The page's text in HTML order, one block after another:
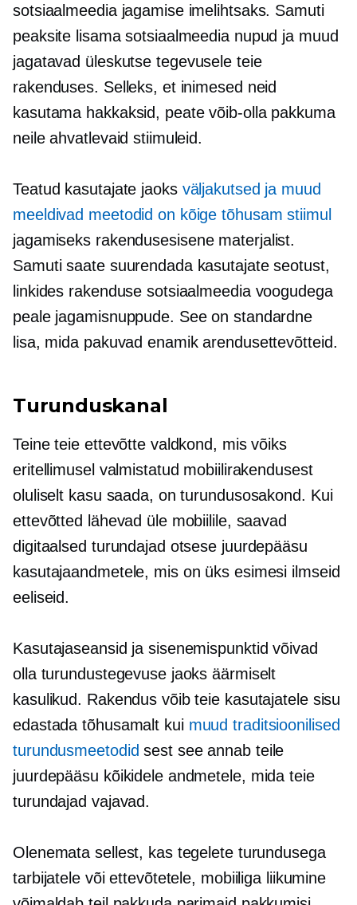
sotsiaalmeedia jagamise imelihtsaks. Samuti
peaksite lisama sotsiaalmeedia nupud ja muud
jagatavad üleskutse tegevusele teie
rakenduses. Selleks, et inimesed neid
kasutama hakkaksid, peate võib-olla pakkuma
neile ahvatlevaid stiimuleid.
Teatud kasutajate jaoks väljakutsed ja muud
meeldivad meetodid on kõige tõhusam stiimul
jagamiseks rakendusesisenematerjalist.
Samuti saate suurendada kasutajate seotust,
linkides rakenduse sotsiaalmeedia voogudega
peale jagamisnuppude. See on standardne
lisa, mida pakuvad enamik arendusettevõtteid.
Turunduskanal
Teine teie ettevõtte valdkond, mis võiks
eritellimusel valmistatud mobiilirakendusest
oluliselt kasu saada, on turundusosakond. Kui
ettevõtted lähevad üle mobiilile, saavad
digitaalsed turundajad otsese juurdepääsu
kasutajaandmetele, mis on üks esimesi ilmseid
eeliseid.
Kasutajaseansid ja sisenemispunktid võivad
olla turundustegevuse jaoks äärmiselt
kasulikud. Rakendus võib teie kasutajatele sisu
edastada tõhusamalt kui muud traditsioonilised
turundusmeetodid sest see annab teile
juurdepääsu kõikidele andmetele, mida teie
turundajad vajavad.
Olenemata sellest, kas tegelete turundusega
tarbijatele või ettevõtetele, mobiiliga liikumine